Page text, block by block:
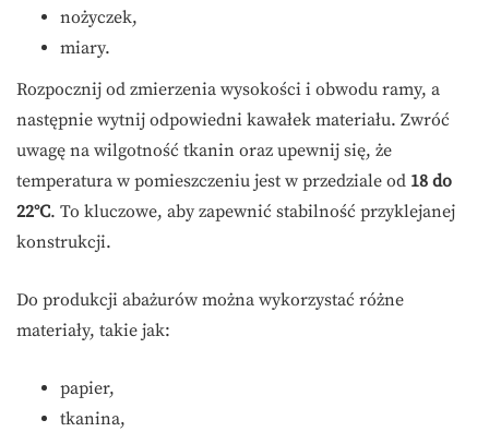
nożyczek,
miary.
Rozpocznij od zmierzenia wysokości i obwodu ramy, a
następnie wytnij odpowiedni kawałek materiału. Zwróć
uwagę na wilgotność tkanin oraz upewnij się, że
temperatura w pomieszczeniu jest w przedziale od 18 do
22°C. To kluczowe, aby zapewnić stabilność przyklejanej
konstrukcji.
Do produkcji abażurów można wykorzystać różne
materiały, takie jak:
papier,
tkanina,